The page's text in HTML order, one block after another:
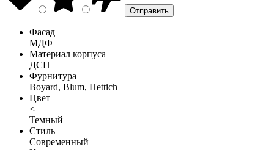
Фасад
МДФ
Материал корпуса
ДСП
Фурнитура
Boyard, Blum, Hettich
Цвет
<
Темный
Стиль
Современный